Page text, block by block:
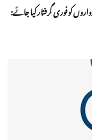
کو فوری گرفتار کیا جائے: